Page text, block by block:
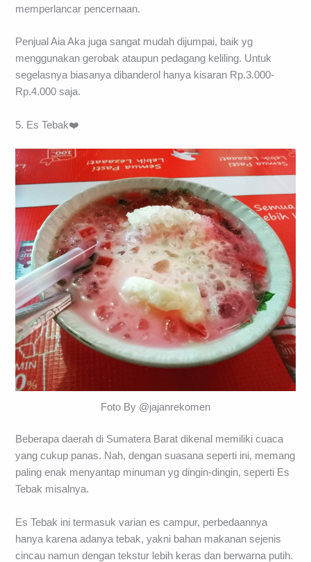
memperlancar pencernaan.
Penjual Aia Aka juga sangat mudah dijumpai, baik yg
menggunakan gerobak ataupun pedagang keliling. Untuk
segelasnya biasanya dibanderol hanya kisaran Rp.3.000-
Rp.4.000 saja.
5. Es Tebak❤️
Foto By @jajanrekomen
Beberapa daerah di Sumatera Barat dikenal memiliki cuaca
yang cukup panas. Nah, dengan suasana seperti ini, memang
paling enak menyantap minuman yg dingin-dingin, seperti Es
Tebak misalnya.
Es Tebak ini termasuk varian es campur, perbedaannya
hanya karena adanya tebak, yakni bahan makanan sejenis
cincau namun dengan tekstur lebih keras dan berwarna putih.